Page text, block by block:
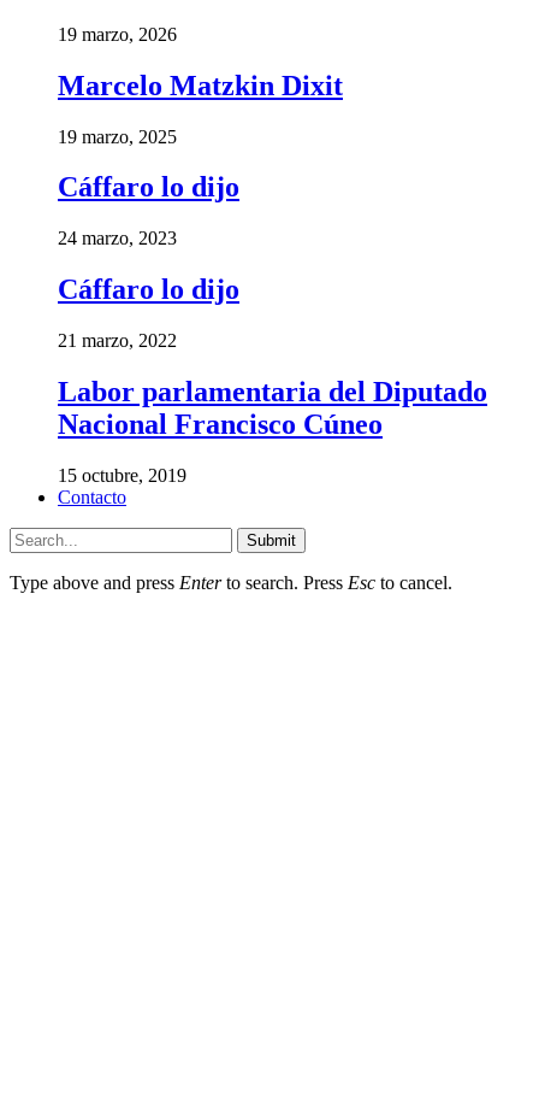
19 marzo, 2026
Marcelo Matzkin Dixit
19 marzo, 2025
Cáffaro lo dijo
24 marzo, 2023
Cáffaro lo dijo
21 marzo, 2022
Labor parlamentaria del Diputado
Nacional Francisco Cúneo
15 octubre, 2019
Contacto
Submit
Type above and press Enterto search. Press Esc to cancel.